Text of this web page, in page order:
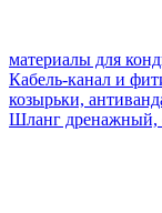
материалы для
Кабель-канал и
козырьки,
Шланг дренажный,